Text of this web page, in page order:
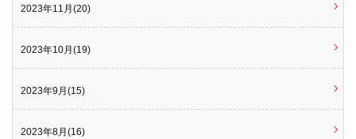
2023年11月(20)
2023年10月(19)
2023年9月(15)
2023年8月(16)